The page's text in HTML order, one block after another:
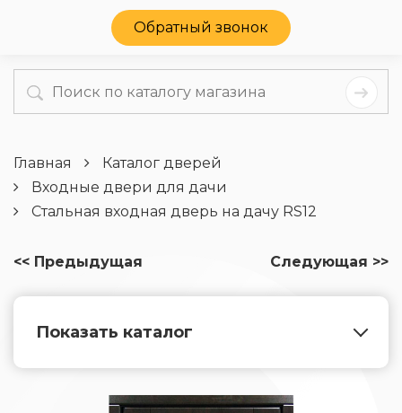
Обратный звонок
Главная
Каталог дверей
Входные двери для дачи
Стальная входная дверь на дачу RS12
<< Предыдущая Следующая >>
Показать каталог